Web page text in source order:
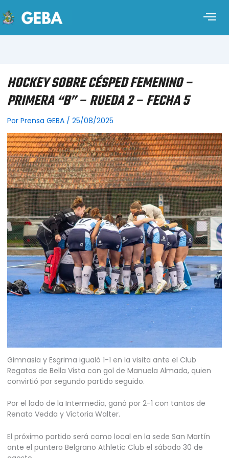
HOCKEY SOBRE CÉSPED FEMENINO –
PRIMERA “B” – RUEDA 2 – FECHA 5
Por Prensa GEBA / 25/08/2025
Gimnasia y Esgrima igualó 1-1 en la visita ante el Club
Regatas de Bella Vista con gol de Manuela Almada, quien
convirtió por segundo partido seguido.
Por el lado de la Intermedia, ganó por 2-1 con tantos de
Renata Vedda y Victoria Walter.
El próximo partido será como local en la sede San Martín
ante el puntero Belgrano Athletic Club el sábado 30 de